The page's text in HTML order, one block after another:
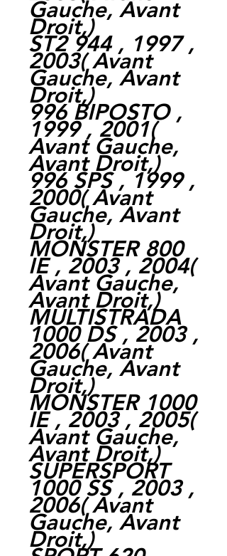
Gauche, Avant
Droit,)
ST2 944 , 1997 ,
2003(Avant
Gauche, Avant
Droit,)
996 BIPOSTO ,
1999 , 2001(
Avant Gauche,
Avant Droit,)
996 SPS , 1999 ,
2000(Avant
Gauche, Avant
Droit,)
MONSTER 800
IE , 2003 , 2004(
Avant Gauche,
Avant Droit,)
MULTISTRADA
1000 DS , 2003 ,
2006(Avant
Gauche, Avant
Droit,)
MONSTER 1000
IE , 2003 , 2005(
Avant Gauche,
Avant Droit,)
SUPERSPORT
1000 SS , 2003 ,
2006(Avant
Gauche, Avant
Droit,)